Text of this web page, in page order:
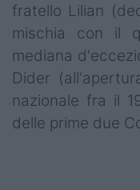
Serie A Elite
Campionati
Serie A
Serie B
fratello Lilian
mischia con il
mediana
Dider
nazionale fra il
delle prime due